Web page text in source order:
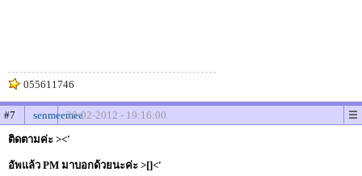
055611746
#7 senmeemee20-02-2012 - 19:16:00
ติดตามค่ะ ><'
อัพแล้ว PM มาบอกด้วยนะค่ะ >[]<'